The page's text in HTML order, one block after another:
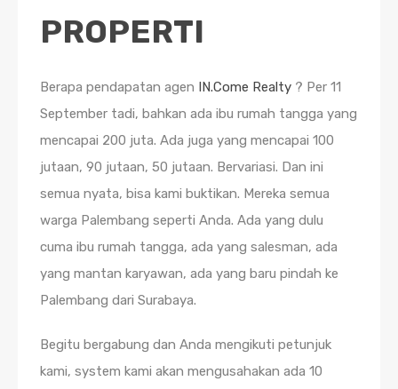
PROPERTI
Berapa pendapatan agen IN.Come Realty ? Per 11
September tadi, bahkan ada ibu rumah tangga yang
mencapai 200 juta. Ada juga yang mencapai 100
jutaan, 90 jutaan, 50 jutaan. Bervariasi. Dan ini
semua nyata, bisa kami buktikan. Mereka semua
warga Palembang seperti Anda. Ada yang dulu
cuma ibu rumah tangga, ada yang salesman, ada
yang mantan karyawan, ada yang baru pindah ke
Palembang dari Surabaya.
Begitu bergabung dan Anda mengikuti petunjuk
kami, system kami akan mengusahakan ada 10